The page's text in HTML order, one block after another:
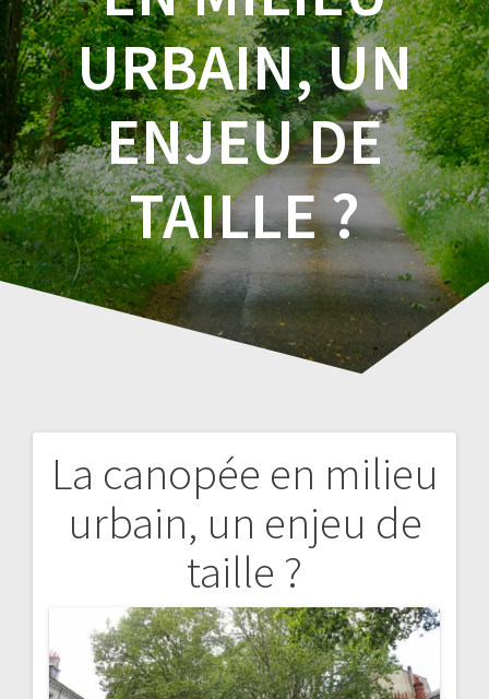
URBAIN, UN
ENJEU DE
TAILLE ?
La canopée en milieu
urbain, un enjeu de
taille ?
Navigation
de